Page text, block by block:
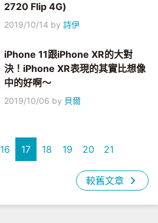
2720 Flip 4G)
2019/10/14 by詩伊
iPhone 11跟iPhone XR的大對
決！iPhone XR表現的其實比想像
中的好啊～
2019/10/06 by 貝爾
16 17 18 19 20 21
較舊文章